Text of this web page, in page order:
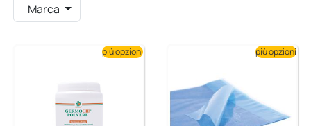
Marca
più opzioni più opzioni